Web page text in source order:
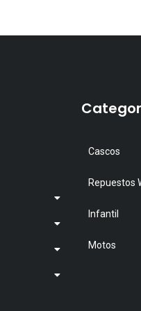
Cascos
Repuestos
Infantil
Motos